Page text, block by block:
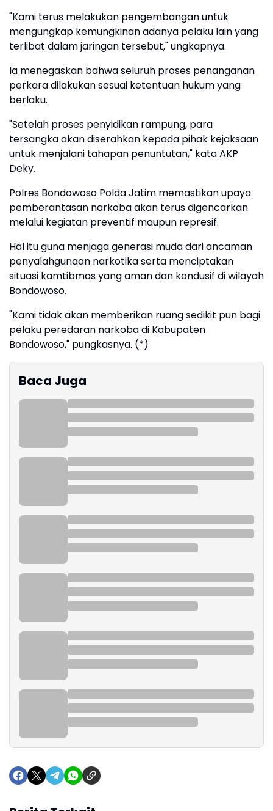
"Kami terus melakukan pengembangan untuk
mengungkap kemungkinan adanya pelaku lain yang
terlibat dalam jaringan tersebut," ungkapnya.
Ia menegaskan bahwa seluruh proses penanganan
perkara dilakukan sesuai ketentuan hukum yang
berlaku.
"Setelah proses penyidikan rampung, para
tersangka akan diserahkan kepada pihak kejaksaan
untuk menjalani tahapan penuntutan," kata AKP
Deky.
Polres Bondowoso Polda Jatim memastikan upaya
pemberantasan narkoba akan terus digencarkan
melalui kegiatan preventif maupun represif.
Hal itu guna menjaga generasi muda dari ancaman
penyalahgunaan narkotika serta menciptakan
situasi kamtibmas yang aman dan kondusif di wilayah
Bondowoso.
"Kami tidak akan memberikan ruang sedikit pun bagi
pelaku peredaran narkoba di Kabupaten
Bondowoso," pungkasnya. (*)
Baca Juga